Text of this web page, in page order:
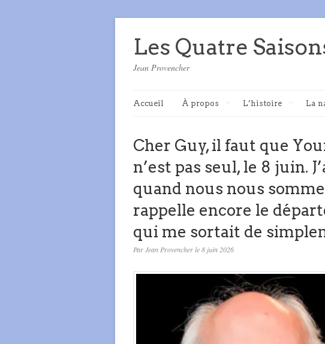
Les Quatre
Jean Provencher
Accueil À propos L’histoire La
Cher Guy, il faut que
n’est pas seul, le 8 juin.
quand nous nous
rappelle encore le
qui me sortait de
Par Jean Provencher le 8 juin 2026